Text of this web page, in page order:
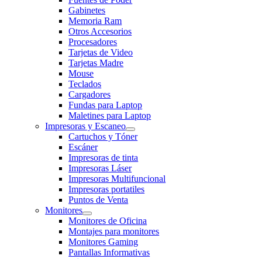
Gabinetes
Memoria Ram
Otros Accesorios
Procesadores
Tarjetas de Video
Tarjetas Madre
Mouse
Teclados
Cargadores
Fundas para Laptop
Maletines para Laptop
Impresoras y Escaneo
Cartuchos y Tóner
Escáner
Impresoras de tinta
Impresoras Láser
Impresoras Multifuncional
Impresoras portatiles
Puntos de Venta
Monitores
Monitores de Oficina
Montajes para monitores
Monitores Gaming
Pantallas Informativas